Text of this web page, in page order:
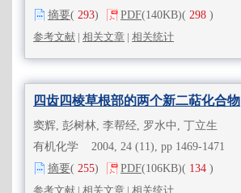
摘要( 293) PDF(140KB)( 298 )
参考文献 | 相关文章 | 相关统计
四齿四棱草根部的两个新二萜化合物
窦辉, 彭树林, 李帮经, 罗水中, 丁立生
有机化学 2004, 24 (11), pp 1469-1471
摘要( 255) PDF(106KB)( 134 )
参考文献 | 相关文章 | 相关统计